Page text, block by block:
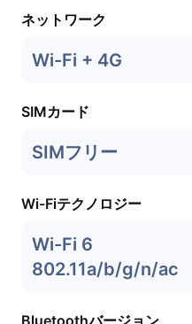
ネットワーク
Wi-Fi + 4G
SIMカード
SIMフリー
Wi-Fiテクノロジー
Wi-Fi 6
802.11a/b/g/n/ac
Bluetoothバージョン